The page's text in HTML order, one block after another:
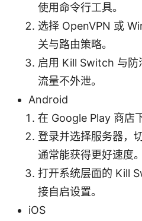
使用命令行工具。
选择 OpenVPN 或
关与路由策略。
启用 Kill Switch 与防
流量不外泄。
Android
在 Google Play 商店
登录并选择服务器，
通常能获得更好速度。
打开系统层面的 Kill
接自启设置。
iOS